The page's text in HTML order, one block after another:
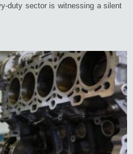
duty sector is witnessing a silent